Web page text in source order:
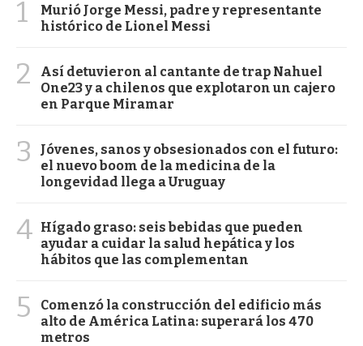
1
Murió Jorge Messi, padre y representante
histórico de Lionel Messi
2
Así detuvieron al cantante de trap Nahuel
One23 y a chilenos que explotaron un cajero
en Parque Miramar
3
Jóvenes, sanos y obsesionados con el futuro:
el nuevo boom de la medicina de la
longevidad llega a Uruguay
4 Hígado graso: seis bebidas que pueden
ayudar a cuidar la salud hepática y los
hábitos que las complementan
5
Comenzó la construcción del edificio más
alto de América Latina: superará los 470
metros